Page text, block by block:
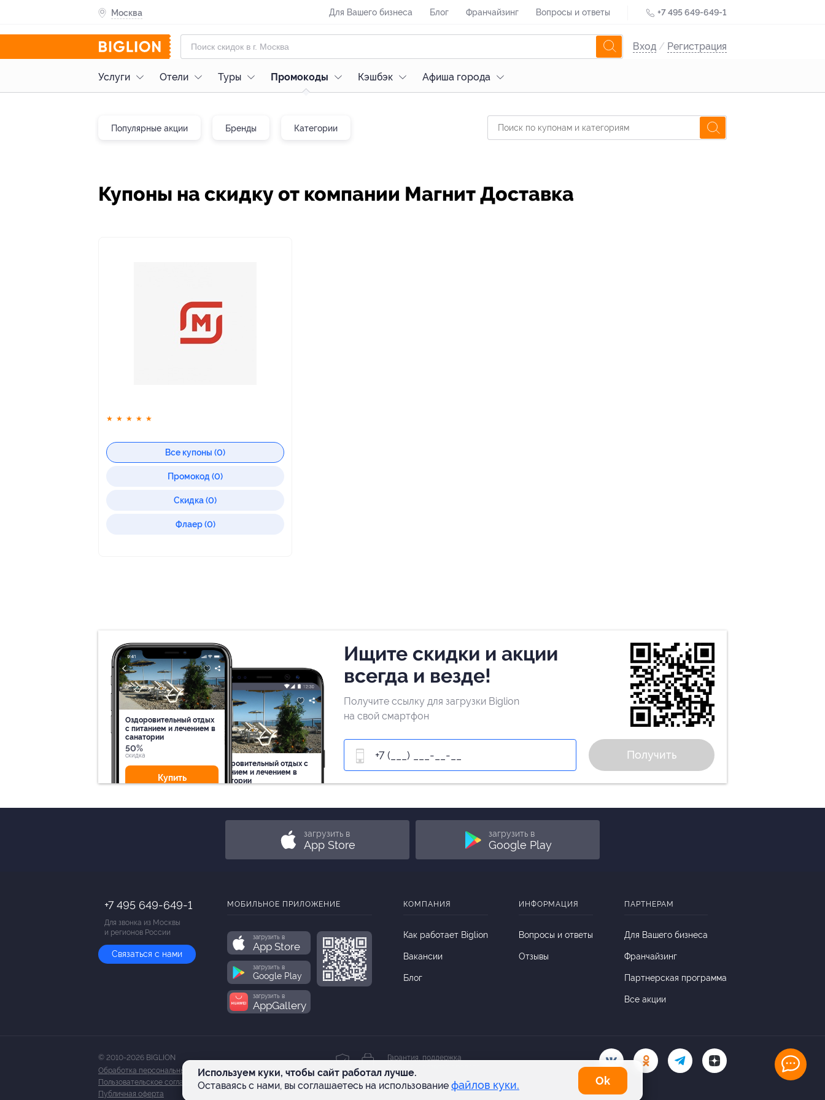
Москва Для Вашего бизнеса Блог Франчайзинг Вопросы и ответы +7 495 649-649-1
Вход / Регистрация
Услуги Отели Туры Промокоды Кэшбэк Афиша города
Популярные акции Бренды Категории
Купоны на скидку от компании Магнит Доставка
★ ★ ★ ★ ★
Все купоны (0)
Промокод (0)
Скидка (0)
Флаер (0)
Оздоровительный отдых
c питанием и лечением в
санатории
50%
cкидка
Купить
Оздоровительный отдых c
питанием и лечением в
санатории
Купить
Ищите скидки и акции
всегда и везде!
Получите ссылку для загрузки Biglion
на свой смартфон
Получить
загрузить в
App Store
загрузить в
Google Play
Используем куки, чтобы сайт работал лучше.
Оставаясь с нами, вы соглашаетесь на использование файлов куки. Оk
+7 495 649-649-1
Для звонка из Москвы
и регионов России
Связаться с нами
МОБИЛЬНОЕ ПРИЛОЖЕНИЕ
загрузить в
App Store
загрузить в
Google Play
загрузить в
AppGallery
КОМПАНИЯ
Как работает Biglion
Вакансии
Блог
ИНФОРМАЦИЯ
Вопросы и ответы
Отзывы
ПАРТНЕРАМ
Для Вашего бизнеса
Франчайзинг
Партнерская программа
Все акции
© 2010-2026 BIGLION
Обработка персональных данных
Пользовательское соглашение
Публичная оферта
Гарантия, поддержка